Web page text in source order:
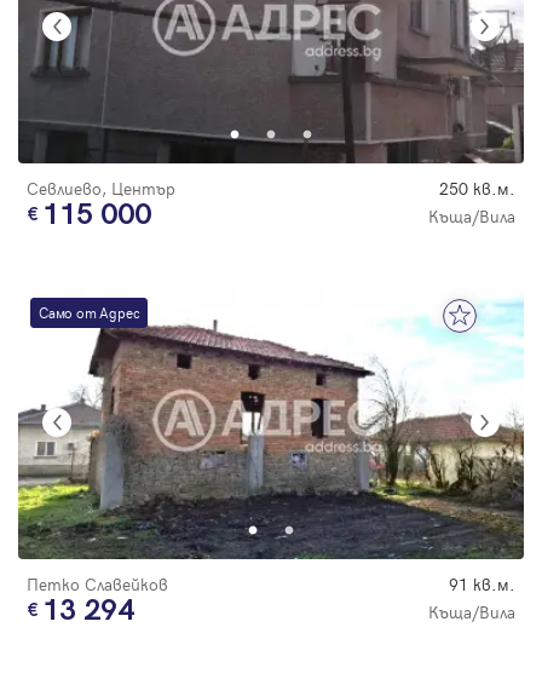
Севлиево, Център 250 кв.м.
115 000 Къща/Вила
Само от Адрес
Петко Славейков 91 кв.м.
13 294 Къща/Вила